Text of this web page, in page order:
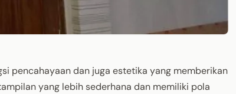
pencahayaan dan juga estetika yang memberikan
yang lebih sederhana dan memiliki pola